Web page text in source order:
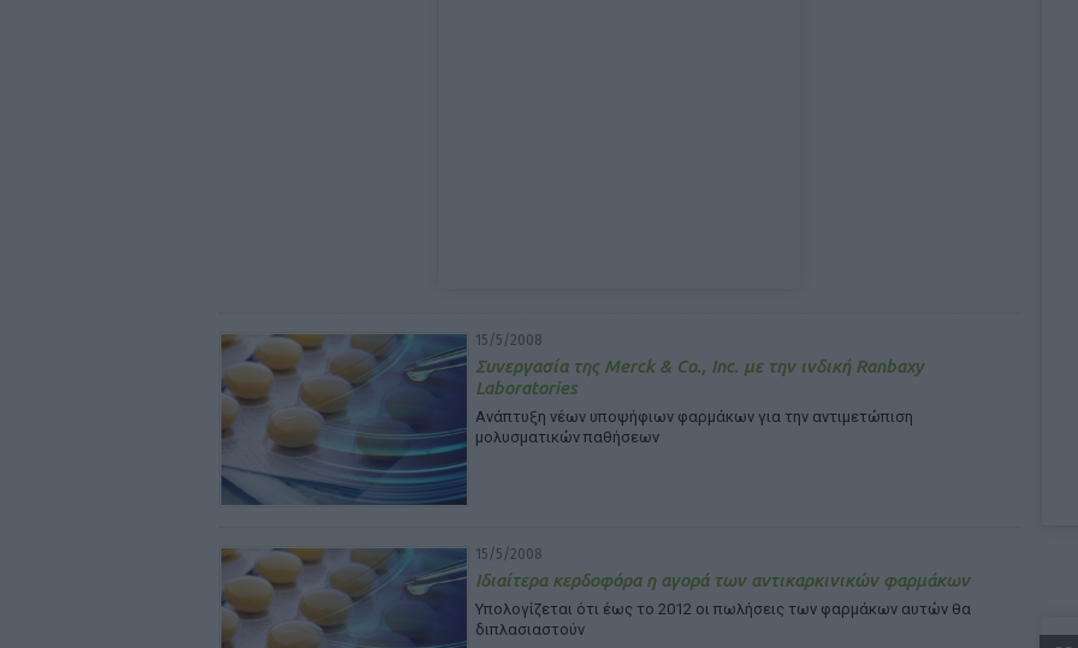
15/5/2008
Συνεργασία της Merck & Co., Inc. με την ινδική Ranbaxy
Laboratories
Ανάπτυξη νέων υποψήφιων φαρμάκων για την αντιμετώπιση
μολυσματικών παθήσεων
15/5/2008
Ιδιαίτερα κερδοφόρα η αγορά των αντικαρκινικών φαρμάκων
Υπολογίζεται ότι έως το 2012 οι πωλήσεις των φαρμάκων αυτών θα
διπλασιαστούν